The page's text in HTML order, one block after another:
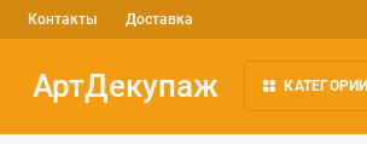
Контакты Доставка
АртДекупаж КАТЕГОРИИ